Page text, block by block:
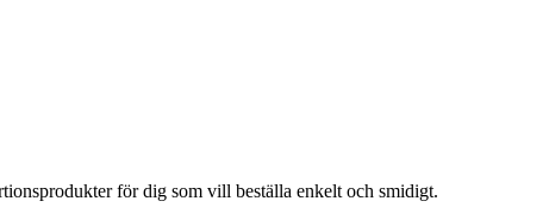
för dig som vill beställa enkelt och smidigt.